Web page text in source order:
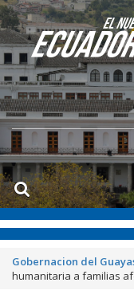
Gobernacion del
humanitaria a familias